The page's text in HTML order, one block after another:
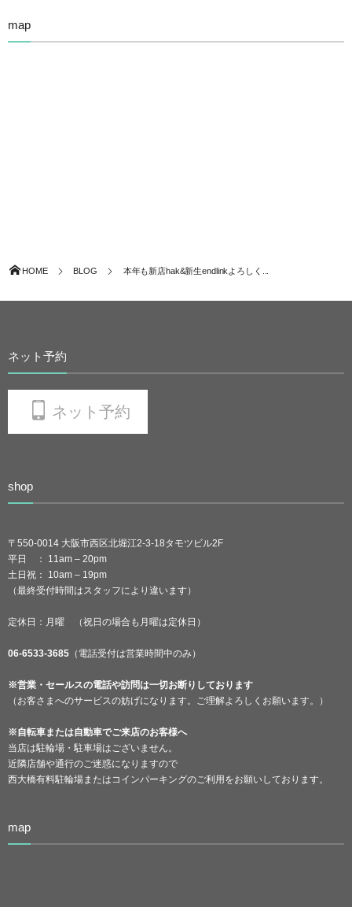
map
HOME BLOG 本年も新店hak&新生endlinkよろしく...
ネット予約
ネット予約
shop
〒550-0014 大阪市西区北堀江2-3-18タモツビル2F
平日 ： 11am – 20pm
土日祝： 10am – 19pm
（最終受付時間はスタッフにより違います）
定休日：月曜 （祝日の場合も月曜は定休日）
06-6533-3685 （電話受付は営業時間中のみ）
※営業・セールスの電話や訪問は一切お断りしております
（お客さまへのサービスの妨げになります。ご理解よろしくお願います。）
※自転車または自動車でご来店のお客様へ
当店は駐輪場・駐車場はございません。
近隣店舗や通行のご迷惑になりますので
西大橋有料駐輪場またはコインパーキングのご利用をお願いしております。
map